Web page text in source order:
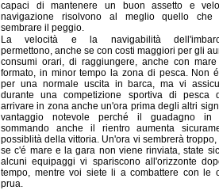
capaci di mantenere un buon assetto e
navigazione risolvono al meglio quello che
sembrare il peggio.
La velocità e la navigabilità
permettono, anche se con costi maggiori per gli
consumi orari, di raggiungere, anche con
formato, in minor tempo la zona di pesca. Non
per una normale uscita in barca, ma vi
durante una competizione sportiva di pesca
arrivare in zona anche un'ora prima degli altri
vantaggio notevole perché il guadagno in
sommando anche il rientro aumenta
possiblità della vittoria. Un'ora vi sembrerà
se c'é mare e la gara non viene rinviata, state
alcuni equipaggi vi spariscono all'orizzonte
tempo, mentre voi siete li a combattere con le
prua.